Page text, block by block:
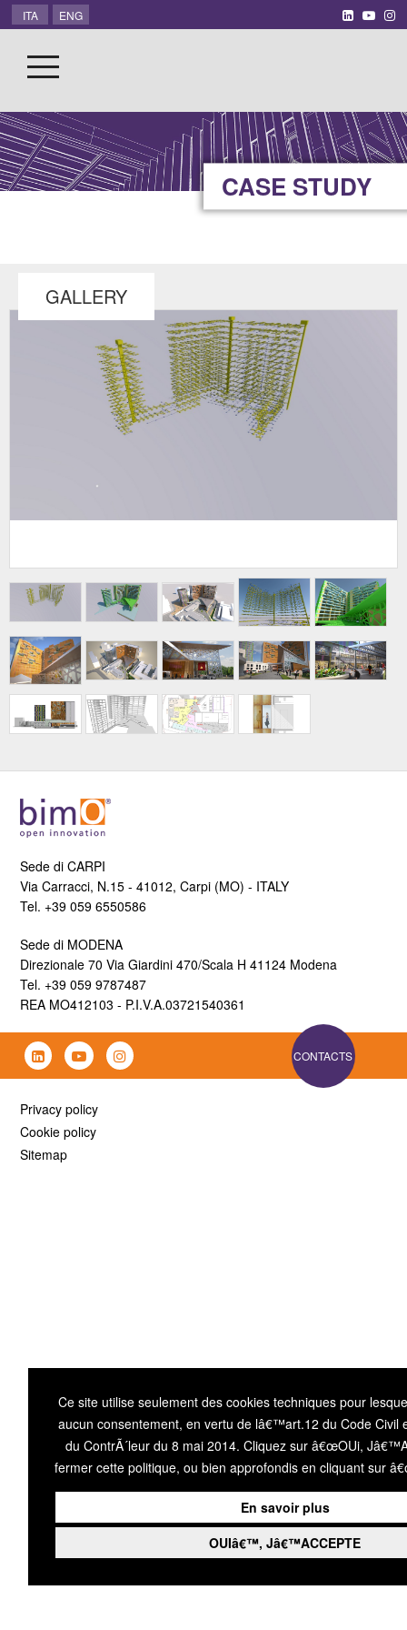
ITA ENG
CASE STUDY
GALLERY
Sede di CARPI
Via Carracci, N.15 - 41012, Carpi (MO) - ITALY
Tel. +39 059 6550586
Sede di MODENA
Direzionale 70 Via Giardini 470/Scala H 41124 Modena
Tel. +39 059 9787487
REA MO412103 - P.I.V.A.03721540361
CONTACTS
Privacy policy
Cookie policy
Sitemap
Ce site utilise seulement des cookies techniques pour
aucun consentement, en vertu de lâ€™art.12 du Code Civil
du ContrÃ´leur du 8 mai 2014. Cliquez sur â€œOUi,
fermer cette politique, ou bien approfondis en cliquant sur
En savoir plus
OUIâ€™, Jâ€™ACCEPTE